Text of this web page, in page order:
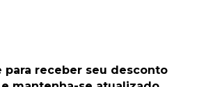
para receber seu desconto